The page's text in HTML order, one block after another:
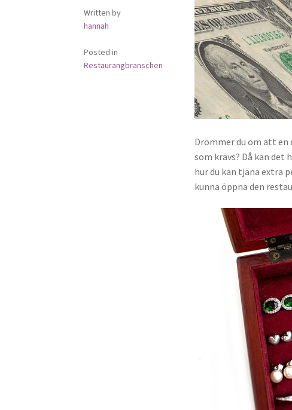
Written by
hannah
Posted in
Restaurangbranschen
Drömmer du om att
som krävs? Då kan
hur du kan tjäna extra
kunna öppna den